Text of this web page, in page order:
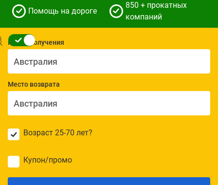
Помощь на дороге
850 + прокатных
компаний
Место получения
Место возврата
Возраст 25-70 лет?
Купон/промо